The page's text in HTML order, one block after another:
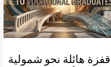
التدريس. ومن خلال الأتمتة الناجحة
للمهام الإدارية التي تستغرق وقتاً
طويلاً، تبشر هذه الأدوات المتقدمة
بعصر
قفزة هائلة نحو شمولية